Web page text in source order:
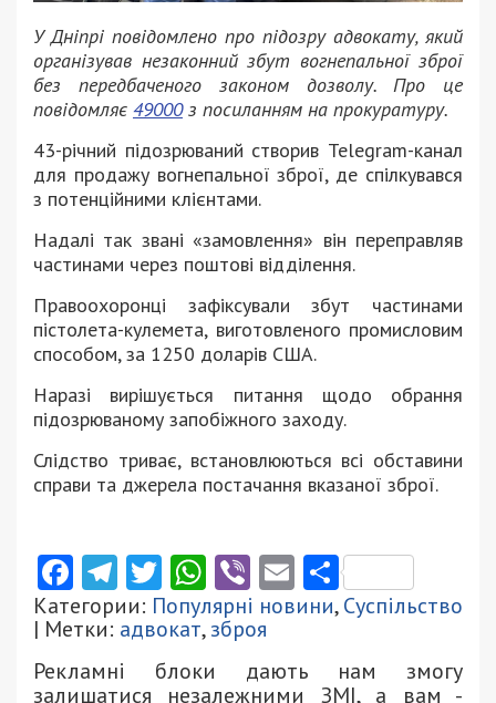
У Дніпрі повідомлено про підозру адвокату, який
організував незаконний збут вогнепальної зброї
без передбаченого законом дозволу. Про це
повідомляє 49000з посиланням на прокуратуру.
43-річний підозрюваний створив Telegram-канал
для продажу вогнепальної зброї, де спілкувався
з потенційними клієнтами.
Надалі так звані «замовлення» він переправляв
частинами через поштові відділення.
Правоохоронці зафіксували збут частинами
пістолета-кулемета, виготовленого промисловим
способом, за 1250 доларів США.
Наразі вирішується питання щодо обрання
підозрюваному запобіжного заходу.
Слідство триває, встановлюються всі обставини
справи та джерела постачання вказаної зброї.
Facebook
Telegram
Twitter
WhatsApp
ViberEmail
Категории: Популярні новини,Суспільство
| Метки: адвокат,зброя
Рекламні блоки дають нам змогу
залишатися незалежними ЗМІ, а вам -